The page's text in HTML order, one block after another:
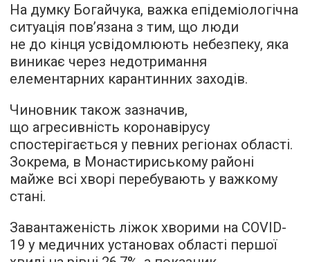
На думку Богайчука, важка епідеміологічна
ситуація пов’язана з тим, що люди
не до кінця усвідомлюють небезпеку, яка
виникає через недотримання
елементарних карантинних заходів.
Чиновник також зазначив,
що агресивність коронавірусу
спостерігається у певних регіонах області.
Зокрема, в Монастириському районі
майже всі хворі перебувають у важкому
стані.
Завантаженість ліжок хворими на COVID-
19 у медичних установах області першої